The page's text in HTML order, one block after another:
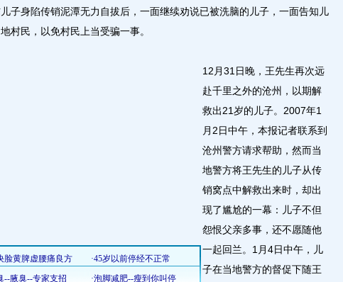
子身陷传销泥潭无力自拔后，一面继续劝说已被洗脑的儿子，一面告知儿
村民，以免村民上当受骗一事。
12月31日晚，王先生再次远
赴千里之外的沧州，以期解
救出21岁的儿子。2007年1
月2日中午，本报记者联系到
沧州警方请求帮助，然而当
地警方将王先生的儿子从传
销窝点中解救出来时，却出
现了尴尬的一幕：儿子不但
怨恨父亲多事，还不愿随他
一起回兰。1月4日中午，儿
子在当地警方的督促下随王